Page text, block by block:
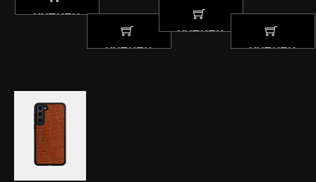
КУПИТИ
КУПИТИ
КУПИТИ
КУПИТИ